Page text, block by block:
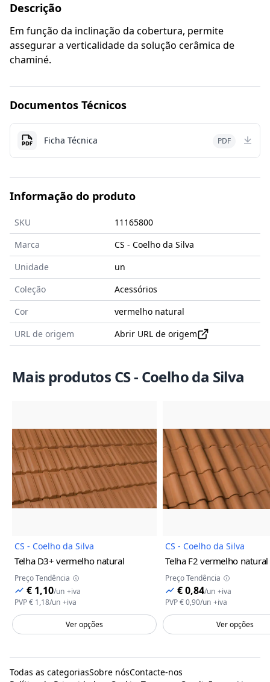
Descrição
Em função da inclinação da cobertura, permite
assegurar a verticalidade da solução cerâmica de
chaminé.
Documentos Técnicos
Ficha Técnica PDF
Informação do produto
SKU
11165800
Marca
CS - Coelho da Silva
Unidade
un
Coleção
Acessórios
Cor
vermelho natural
URL de origem
Abrir URL de origem
Mais produtos CS - Coelho da Silva
Imagem do Produto
CS - Coelho da Silva
Telha D3+ vermelho natural
Preço Tendência
€ 1,10/un +iva
PVP€ 1,18/un +iva
Ver opções
CS - Coelho da Silva
Telha F2 vermelho natural
Preço Tendência
€ 0,84/un +iva
PVP€ 0,90/un +iva
Ver opções
Todas as categoriasSobre nósContacte-nos